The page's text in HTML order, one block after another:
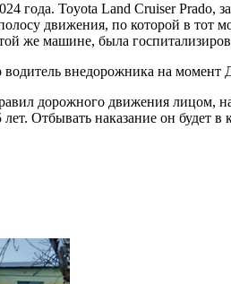
года. Toyota Land Cruiser Prado,
движения, по которой в тот
же машине, была
водитель внедорожника на
дорожного движения лицом,
Отбывать наказание он